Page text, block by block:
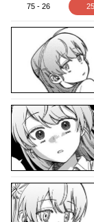
75 - 26